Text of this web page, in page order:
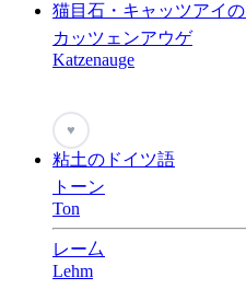
猫目石・キャッツアイ
カッツェンアウゲ
Katzenauge
♥
粘土のドイツ語
トーン
Ton
レー厶
Lehm